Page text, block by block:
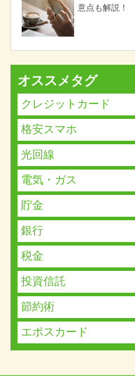
意点も解説！
オススメタグ
クレジットカード
格安スマホ
光回線
電気・ガス
貯金
銀行
税金
投資信託
節約術
エポスカード